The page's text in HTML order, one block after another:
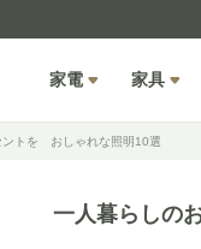
家電 家具
ントを おしゃれな照明10選
一人暮らしの